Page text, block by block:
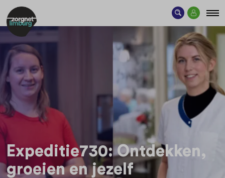
Expeditie730: Ontdekken,
groeien en jezelf